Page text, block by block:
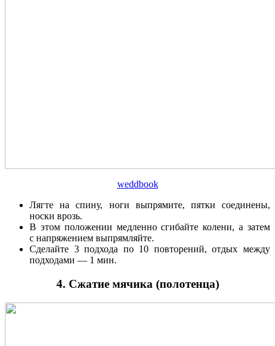
weddbook
Лягте на спину, ноги выпрямите, пятки соединены,
носки врозь.
В этом положении медленно сгибайте колени, а затем
с напряжением выпрямляйте.
Сделайте 3 подхода по 10 повторений, отдых между
подходами — 1 мин.
4. Сжатие мячика (полотенца)